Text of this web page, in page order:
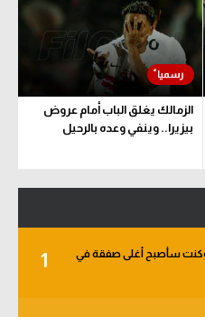
الزمالك يغلق الباب أمام عروض
بيزيرا.. وينفي وعده بالرحيل
1
وكنت سأصبح أغلى صفقة في